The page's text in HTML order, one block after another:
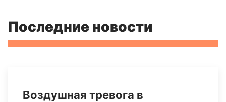
Последние новости
Воздушная тревога в